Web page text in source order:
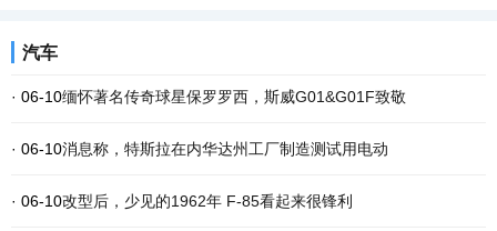
汽车
· 06-10缅怀著名传奇球星保罗罗西，斯威G01&G01F致敬
· 06-10消息称，特斯拉在内华达州工厂制造测试用电动
· 06-10改型后，少见的1962年 F-85看起来很锋利